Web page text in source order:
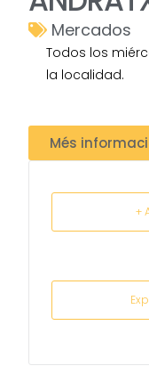
Mercados
Todos los
la localidad.
Més
+